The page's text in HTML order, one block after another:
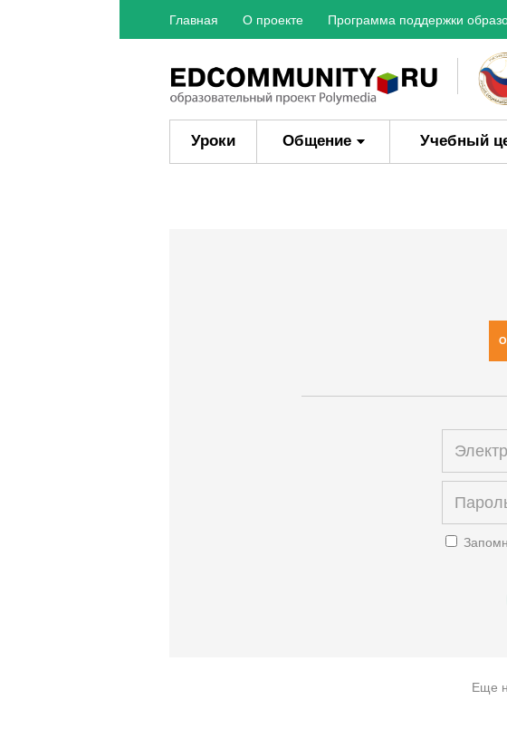
Главная О проекте Программа поддержки
Уроки Общение Учебный
Еще